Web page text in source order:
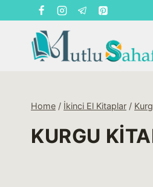
to
content
Home / İkinci El Kitaplar /
KURGU